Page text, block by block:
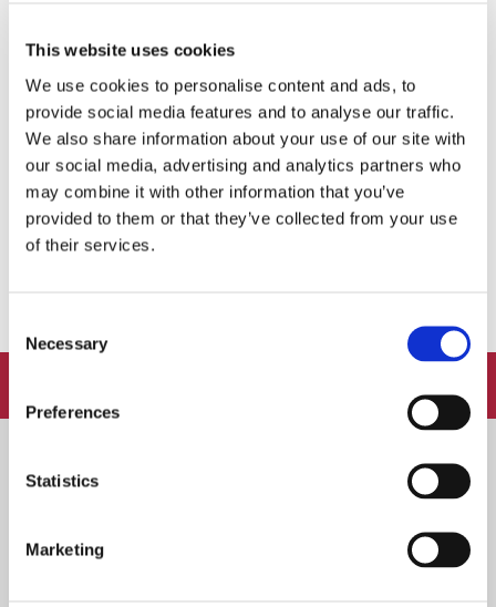
This website uses cookies
We use cookies to personalise content and ads, to
provide social media features and to analyse our traffic.
We also share information about your use of our site with
our social media, advertising and analytics partners who
may combine it with other information that you’ve
provided to them or that they’ve collected from your use
of their services.
Selection
Necessary
Preferences
Statistics
Marketing
YOU MAY ALSO LIKE...
Snoob resto: sumeda
suveterrassiga Nõmme pärl!
25. JUULI 2018
Saa osa elamuslikust
naistekuu eriõhtusöögist
Soovitus: 5 restorani Tallinnas, mis sobivad ka
taimetoitlasele